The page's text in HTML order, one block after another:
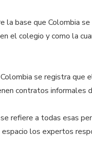
la base que Colombia
el colegio y como la
se registra que
contratos informales
refiere a todas esas
los expertos